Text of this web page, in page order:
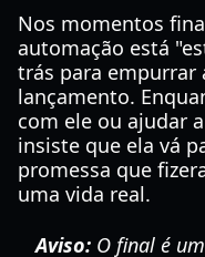
Nos momentos
automação está
trás para empurrar
lançamento.
com ele ou ajudar
insiste que ela vá
promessa que
uma vida real.
Aviso: O final é